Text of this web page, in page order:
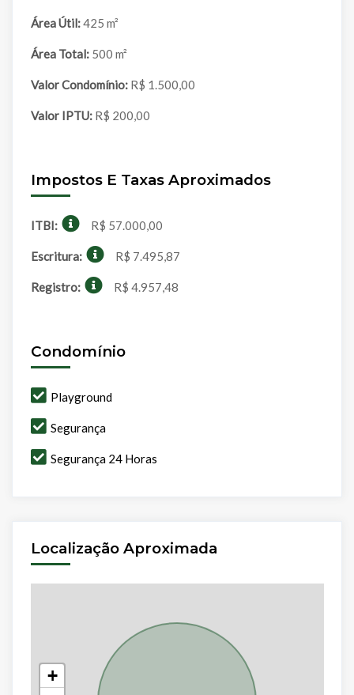
Área Útil: 425 m²
Área Total: 500 m²
Valor Condomínio: R$ 1.500,00
Valor IPTU: R$ 200,00
Impostos E Taxas Aproximados
ITBI: R$ 57.000,00
Escritura: R$ 7.495,87
Registro: R$ 4.957,48
Condomínio
Playground
Segurança
Segurança 24 Horas
Localização Aproximada
+